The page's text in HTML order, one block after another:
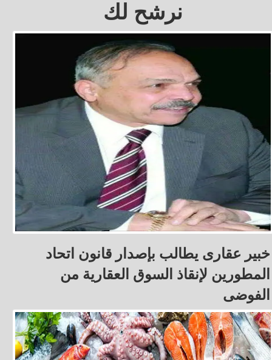
نرشح لك
خبير عقارى يطالب بإصدار قانون اتحاد
المطورين لإنقاذ السوق العقارية من
الفوضى